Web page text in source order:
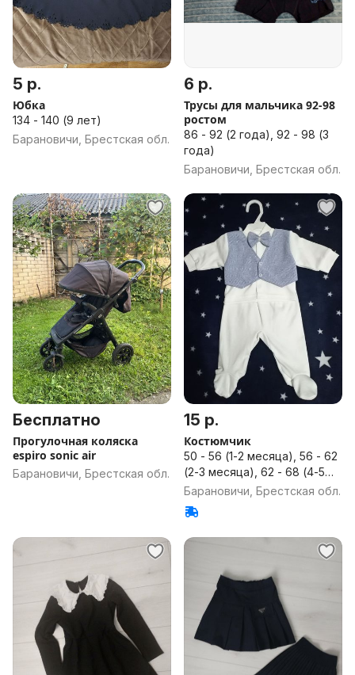
5 р.
Юбка
134 - 140 (9 лет)
Барановичи, Брестская обл.
6 р.
Трусы для мальчика 92-98
ростом
86 - 92 (2 года), 92 - 98 (3
года)
Барановичи, Брестская обл.
Бесплатно
Прогулочная коляска
espiro sonic air
Барановичи, Брестская обл.
15 р.
Костюмчик
50 - 56 (1-2 месяца), 56 - 62
(2-3 месяца), 62 - 68 (4-5
месяцев)
Барановичи, Брестская обл.